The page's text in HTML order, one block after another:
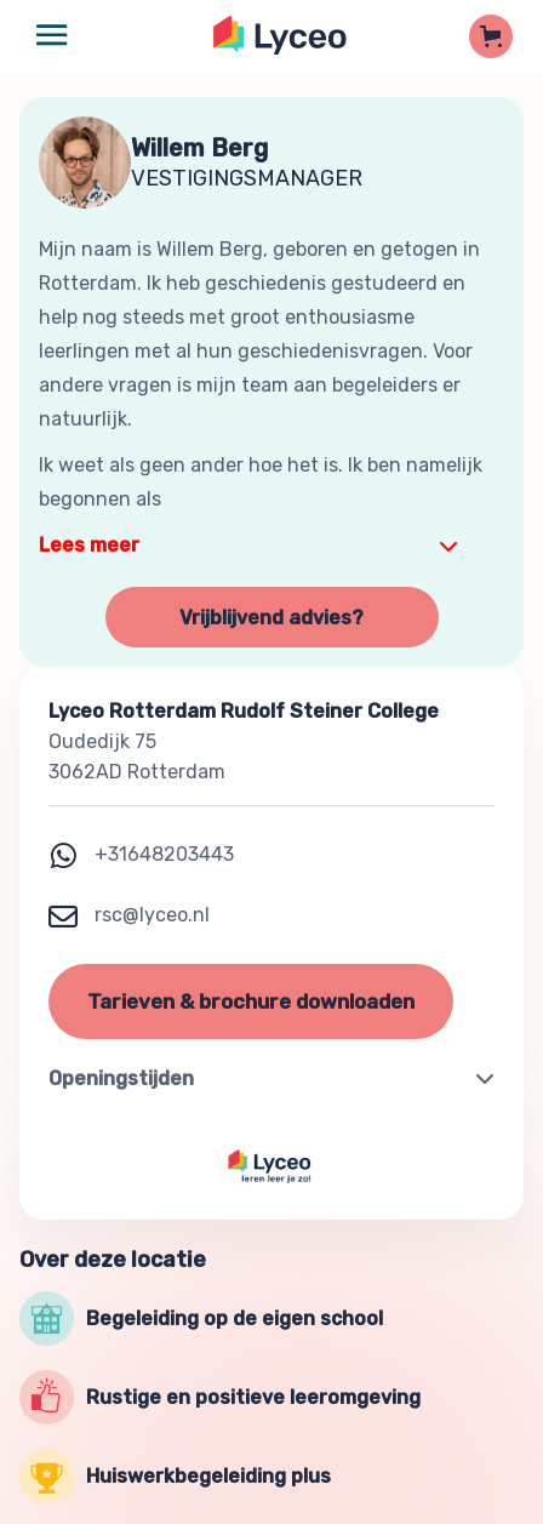
Willem Berg
VESTIGINGSMANAGER
Mijn naam is Willem Berg, geboren en getogen in
Rotterdam. Ik heb geschiedenis gestudeerd en
help nog steeds met groot enthousiasme
leerlingen met al hun geschiedenisvragen. Voor
andere vragen is mijn team aan begeleiders er
natuurlijk.
Ik weet als geen ander hoe het is. Ik ben namelijk
begonnen als
Lees meer
Vrijblijvend advies?
Lyceo Rotterdam Rudolf Steiner College
Oudedijk 75
3062AD Rotterdam
+31648203443
rsc@lyceo.nl
Tarieven & brochure downloaden
Openingstijden
Over deze locatie
Begeleiding op de eigen school
Rustige en positieve leeromgeving
Huiswerkbegeleiding plus